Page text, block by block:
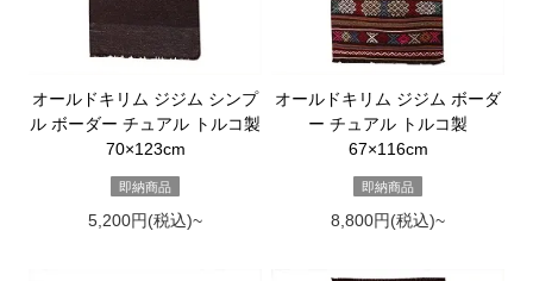
オールドキリム ジジム シンプ
ル ボーダー チュアル トルコ製
70×123cm
即納商品
5,200円(税込)~
オールドキリム ジジム ボーダ
ー チュアル トルコ製
67×116cm
即納商品
8,800円(税込)~